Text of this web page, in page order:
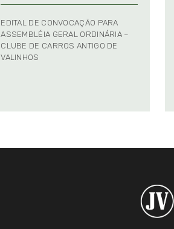
EDITAL DE CONVOCAÇÃO PARA
ASSEMBLÉIA GERAL ORDINÁRIA –
CLUBE DE CARROS ANTIGO DE
VALINHOS